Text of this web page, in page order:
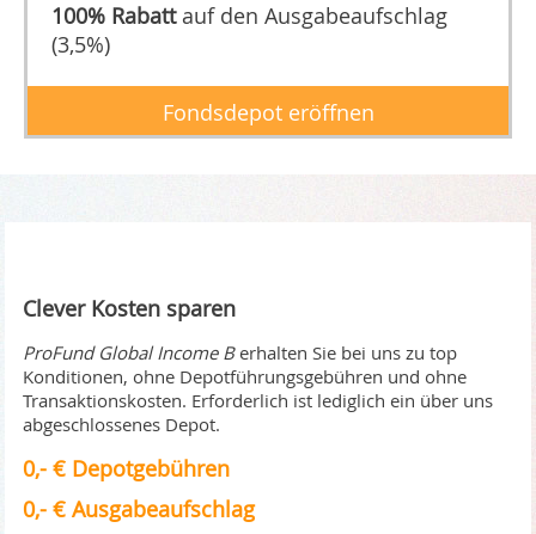
100% Rabattauf den Ausgabeaufschlag
(3,5%)
Fondsdepot eröffnen
Clever Kosten sparen
ProFund Global Income Berhalten Sie bei uns zu top
Konditionen, ohne Depotführungsgebühren und ohne
Transaktionskosten. Erforderlich ist lediglich ein über uns
abgeschlossenes Depot.
0,- € Depotgebühren
0,- € Ausgabeaufschlag